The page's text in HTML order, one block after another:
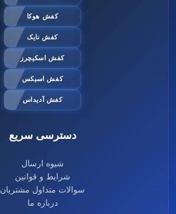
کفش هوکا
کفش نایک
کفش اسکیچرز
کفش اسیکس
کفش آدیداس
دسترسی سریع
شیوه ارسال
شرایط و قوانین
سوالات متداول مشتریان
درباره ما